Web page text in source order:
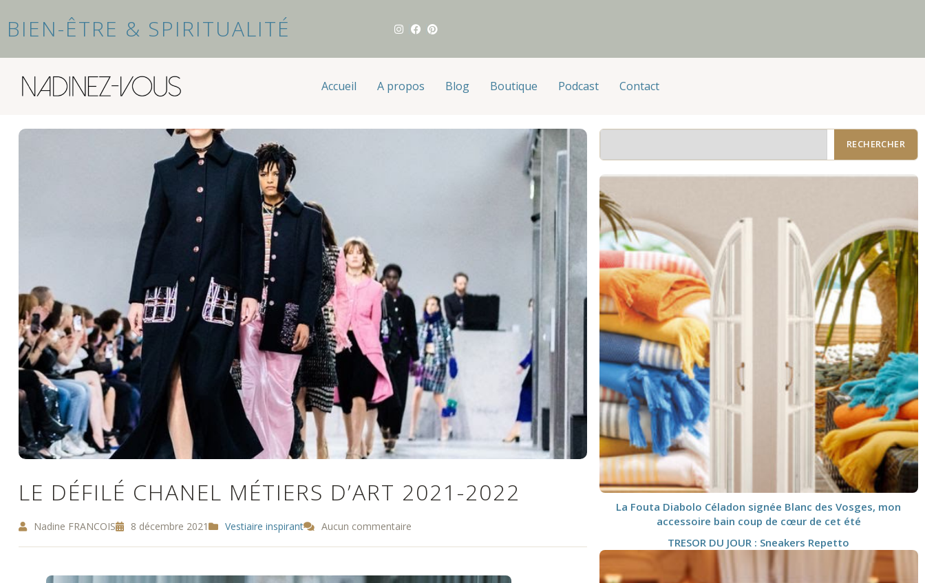
BIEN-ÊTRE & SPIRITUALITÉ
Accueil A propos Blog Boutique Podcast Contact
LE DÉFILÉ CHANEL MÉTIERS D’ART 2021-2022
Nadine FRANCOIS 8 décembre 2021 Vestiaire inspirant Aucun commentaire
RECHERCHER
La Fouta Diabolo Céladon signée Blanc des Vosges, mon
accessoire bain coup de cœur de cet été
TRESOR DU JOUR : Sneakers Repetto